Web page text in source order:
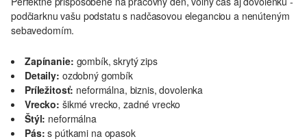
podčiarknu vašu podstatu s nadčasovou eleganciou a nenúteným
sebavedomím.
Zapínanie: gombík, skrytý zips
Detaily: ozdobný gombík
Príležitosť: neformálna, biznis, dovolenka
Vrecko: šikmé vrecko, zadné vrecko
Štýl: neformálna
Pás: s pútkami na opasok